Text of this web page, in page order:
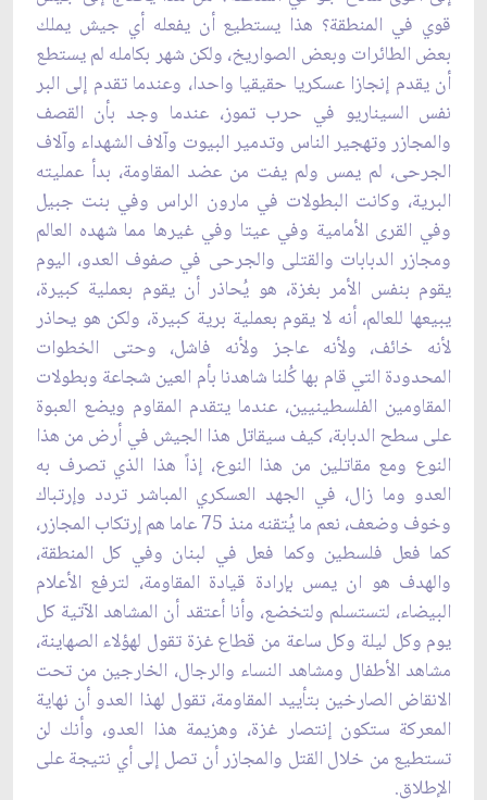
قوي في ‏المنطقة؟ هذا يستطيع أن يفعله أي جيش يملك
بعض الطائرات وبعض الصواريخ، ولكن شهر بكامله لم ‏يستطع
أن يقدم إنجازا عسكريا حقيقيا واحدا، وعندما تقدم إلى البر
نفس السيناريو في حرب تموز، عندما ‏وجد بأن القصف
والمجازر وتهجير الناس وتدمير البيوت وآلاف الشهداء وآلاف
الجرحى، لم يمس ولم ‏يفت من عضد المقاومة، بدأ عمليته
البرية، وكانت البطولات في مارون الراس وفي بنت جبيل
وفي القرى ‏الأمامية وفي عيتا وفي غيرها مما شهده العالم
ومجازر الدبابات والقتلى والجرحى في صفوف العدو، ‏اليوم
يقوم بنفس الأمر بغزة، هو يُحاذر أن يقوم بعملية كبيرة،
يبيعها للعالم، أنه لا يقوم بعملية برية كبيرة، ‏ولكن هو يحاذر
لأنه خائف، ولأنه عاجز ولأنه فاشل، وحتى الخطوات
المحدودة التي قام بها كُلنا شاهدنا ‏بأم العين شجاعة وبطولات
المقاومين الفلسطينيين، عندما يتقدم المقاوم ويضع العبوة
على سطح الدبابة، ‏كيف سيقاتل هذا الجيش في أرض من هذا
النوع ومع مقاتلين من هذا النوع، إذاً هذا الذي تصرف به
العدو ‏وما زال، في الجهد العسكري المباشر تردد وإرتباك
وخوف وضعف، نعم ما يُتقنه منذ 75 عاما هم ‏إرتكاب المجازر،
كما فعل فلسطين وكما فعل في لبنان وفي كل المنطقة،
والهدف هو ان يمس بإرادة قيادة ‏المقاومة، لترفع الأعلام
البيضاء، لتستسلم ولتخضع، وأنا أعتقد أن المشاهد الآتية كل
يوم وكل ليلة وكل ‏ساعة من قطاع غزة تقول لهؤلاء الصهاينة،
مشاهد الأطفال ومشاهد النساء والرجال، الخارجين من تحت
‏الانقاض الصارخين بتأييد المقاومة، تقول لهذا العدو أن نهاية
المعركة ستكون إنتصار غزة، وهزيمة هذا ‏العدو، وأنك لن
تستطيع من خلال القتل والمجازر أن تصل إلى أي نتيجة على
الإطلاق.